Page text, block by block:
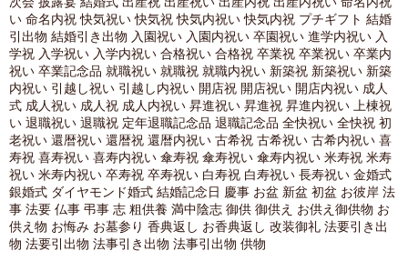
い 命名内祝 快気祝い 快気祝 快気内祝い 快気内祝 プチギフト 結婚
引出物 結婚引き出物 入園祝い 入園内祝い 卒園祝い 進学内祝い 入
学祝 入学祝い 入学内祝い 合格祝い 合格祝 卒業祝 卒業祝い 卒業内
祝い 卒業記念品 就職祝い 就職祝 就職内祝い 新築祝 新築祝い 新築
内祝い 引越し祝い 引越し内祝い 開店祝 開店祝い 開店内祝い 成人
式 成人祝い 成人祝 成人内祝い 昇進祝い 昇進祝 昇進内祝い 上棟祝
い 退職祝い 退職祝 定年退職記念品 退職記念品 全快祝い 全快祝 初
老祝い 還暦祝い 還暦祝 還暦内祝い 古希祝 古希祝い 古希内祝い 喜
寿祝 喜寿祝い 喜寿内祝い 傘寿祝 傘寿祝い 傘寿内祝い 米寿祝 米寿
祝い 米寿内祝い 卒寿祝 卒寿祝い 白寿祝 白寿祝い 長寿祝い 金婚式
銀婚式 ダイヤモンド婚式 結婚記念日 慶事 お盆 新盆 初盆 お彼岸 法
事 法要 仏事 弔事 志 粗供養 満中陰志 御供 御供え お供え御供物 お
供え物 お悔み お墓参り 香典返し お香典返し 改装御礼 法要引き出
物 法要引出物 法事引き出物 法事引出物 供物